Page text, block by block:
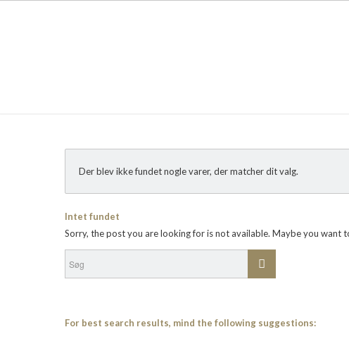
Der blev ikke fundet nogle varer, der matcher dit valg.
Intet fundet
Sorry, the post you are looking for is not available. Maybe you want
For best search results, mind the following suggestions: